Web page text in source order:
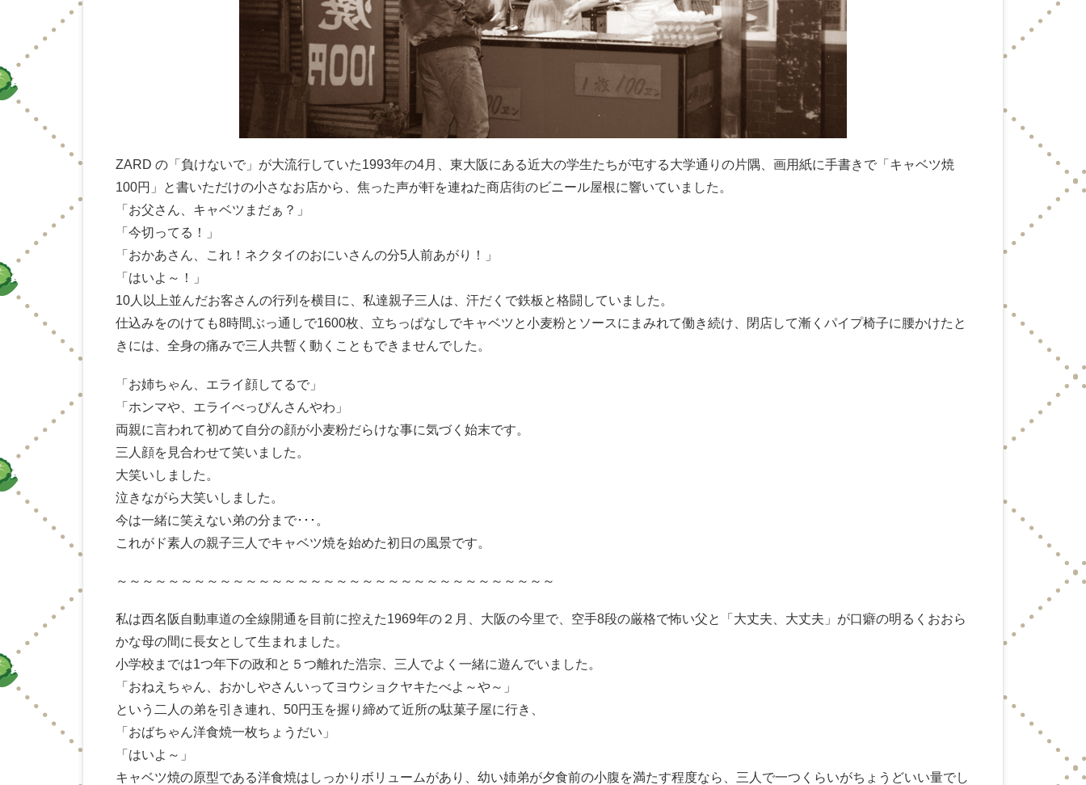
ZARD の「負けないで」が大流行していた1993年の4月、東大阪にある近大の学生たちが屯する大学通りの片隅、画用紙に手書きで「キャベツ焼
100円」と書いただけの小さなお店から、焦った声が軒を連ねた商店街のビニール屋根に響いていました。
「お父さん、キャベツまだぁ？」
「今切ってる！」
「おかあさん、これ！ネクタイのおにいさんの分5人前あがり！」
「はいよ～！」
10人以上並んだお客さんの行列を横目に、私達親子三人は、汗だくで鉄板と格闘していました。
仕込みをのけても8時間ぶっ通しで1600枚、立ちっぱなしでキャベツと小麦粉とソースにまみれて働き続け、閉店して漸くパイプ椅子に腰かけたと
きには、全身の痛みで三人共暫く動くこともできませんでした。
「お姉ちゃん、エライ顔してるで」
「ホンマや、エライべっぴんさんやわ」
両親に言われて初めて自分の顔が小麦粉だらけな事に気づく始末です。
三人顔を見合わせて笑いました。
大笑いしました。
泣きながら大笑いしました。
今は一緒に笑えない弟の分まで･･･。
これがド素人の親子三人でキャベツ焼を始めた初日の風景です。
～～～～～～～～～～～～～～～～～～～～～～～～～～～～～～～～～～
私は西名阪自動車道の全線開通を目前に控えた1969年の２月、大阪の今里で、空手8段の厳格で怖い父と「大丈夫、大丈夫」が口癖の明るくおおら
かな母の間に長女として生まれました。
小学校までは1つ年下の政和と５つ離れた浩宗、三人でよく一緒に遊んでいました。
「おねえちゃん、おかしやさんいってヨウショクヤキたべよ～や～」
という二人の弟を引き連れ、50円玉を握り締めて近所の駄菓子屋に行き、
「おばちゃん洋食焼一枚ちょうだい」
「はいよ～」
キャベツ焼の原型である洋食焼はしっかりボリュームがあり、幼い姉弟が夕食前の小腹を満たす程度なら、三人で一つくらいがちょうどいい量でし